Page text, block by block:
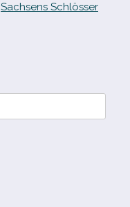
Sachsens Schlösser